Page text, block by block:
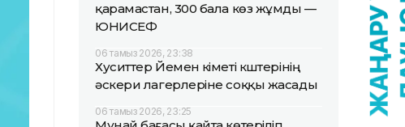
қарамастан, 300 бала көз жұмды —
ЮНИСЕФ
06 тамыз 2026, 23:38
Хуситтер Йемен үкіметі күштерінің
әскери лагерлеріне соққы жасады
06 тамыз 2026, 23:25